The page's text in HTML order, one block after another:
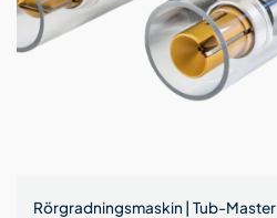
Rörgradningsmaskin | Tub-Master